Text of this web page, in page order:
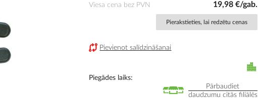
Viesa cena bez PVN 19,98 €/gab.
Pierakstieties, lai redzētu cenas
Pievienot salīdzināšanai
Piegādes laiks
Pārbaudiet
daudzumu citās filiālēs